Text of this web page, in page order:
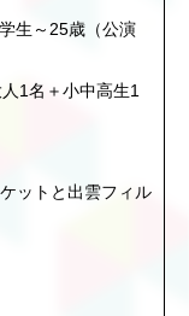
～25歳（公演
1名＋小中高生1
ットと出雲フィル